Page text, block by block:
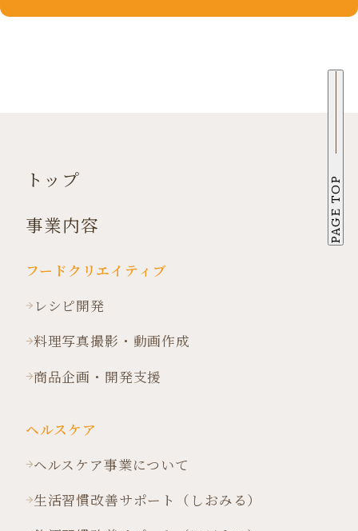
PAGE TOP
トップ
事業内容
フードクリエイティブ
レシピ開発
料理写真撮影・動画作成
商品企画・開発支援
ヘルスケア
ヘルスケア事業について
生活習慣改善サポート（しおみる）